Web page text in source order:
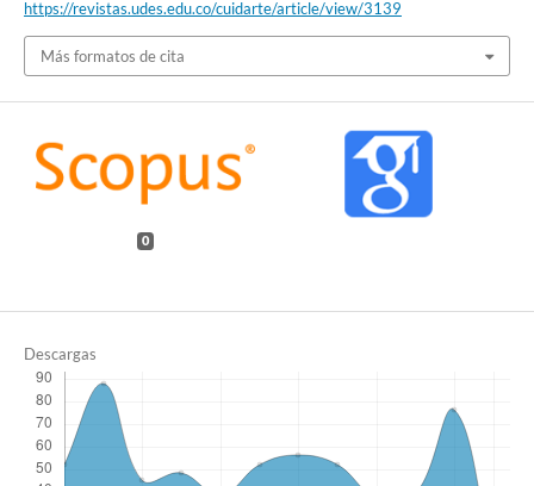
https://revistas.udes.edu.co/cuidarte/article/view/3139
Más formatos de cita
0
Descargas